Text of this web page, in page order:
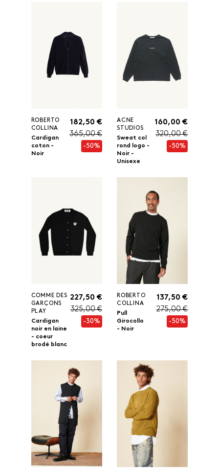
ROBERTO
COLLINA
Cardigan
coton -
Noir
182,50 €
365,00 €
-50%
ACNE
STUDIOS
Sweat col
rond logo -
Noir -
Unisexe
160,00 €
320,00 €
-50%
COMME DES
GARÇONS
PLAY
Cardigan
noir en laine
- coeur
brodé blanc
227,50 €
325,00 €
-30%
ROBERTO
COLLINA
Pull
Girocollo
- Noir
137,50 €
275,00 €
-50%